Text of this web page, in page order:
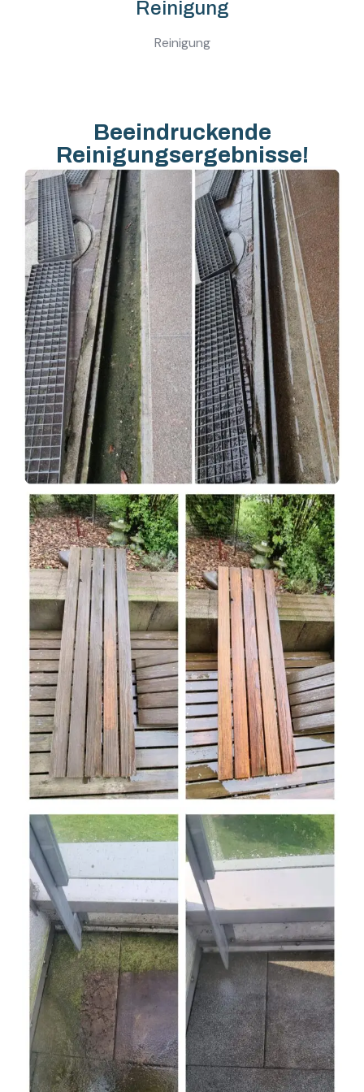
Reinigung
Reinigung
Beeindruckende
Reinigungsergebnisse!